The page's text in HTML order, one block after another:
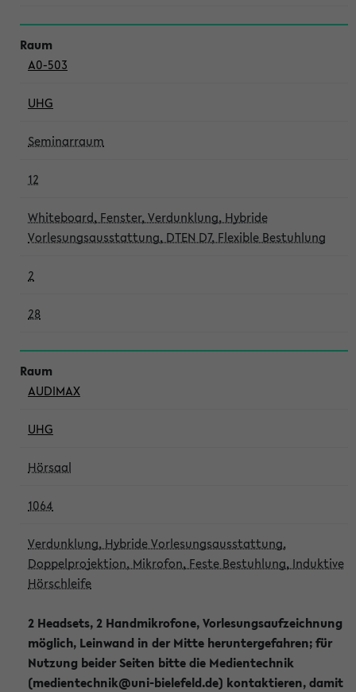
A0-503
UHG
Seminarraum
12
Whiteboard, Fenster, Verdunklung, Hybride
Vorlesungsausstattung, DTEN D7, Flexible Bestuhlung
2
28
AUDIMAX
UHG
Hörsaal
1064
Verdunklung, Hybride Vorlesungsausstattung,
Doppelprojektion, Mikrofon, Feste Bestuhlung, Induktive
Hörschleife
2 Headsets, 2 Handmikrofone, Vorlesungsaufzeichnung
möglich, Leinwand in der Mitte heruntergefahren; für
Nutzung beider Seiten bitte die Medientechnik
(medientechnik@uni-bielefeld.de) kontaktieren, damit